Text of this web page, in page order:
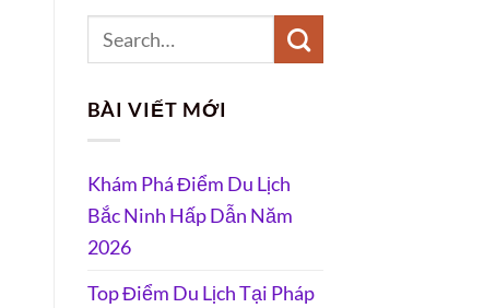
BÀI VIẾT MỚI
Khám Phá Điểm Du Lịch
Bắc Ninh Hấp Dẫn Năm
2026
Top Điểm Du Lịch Tại Pháp